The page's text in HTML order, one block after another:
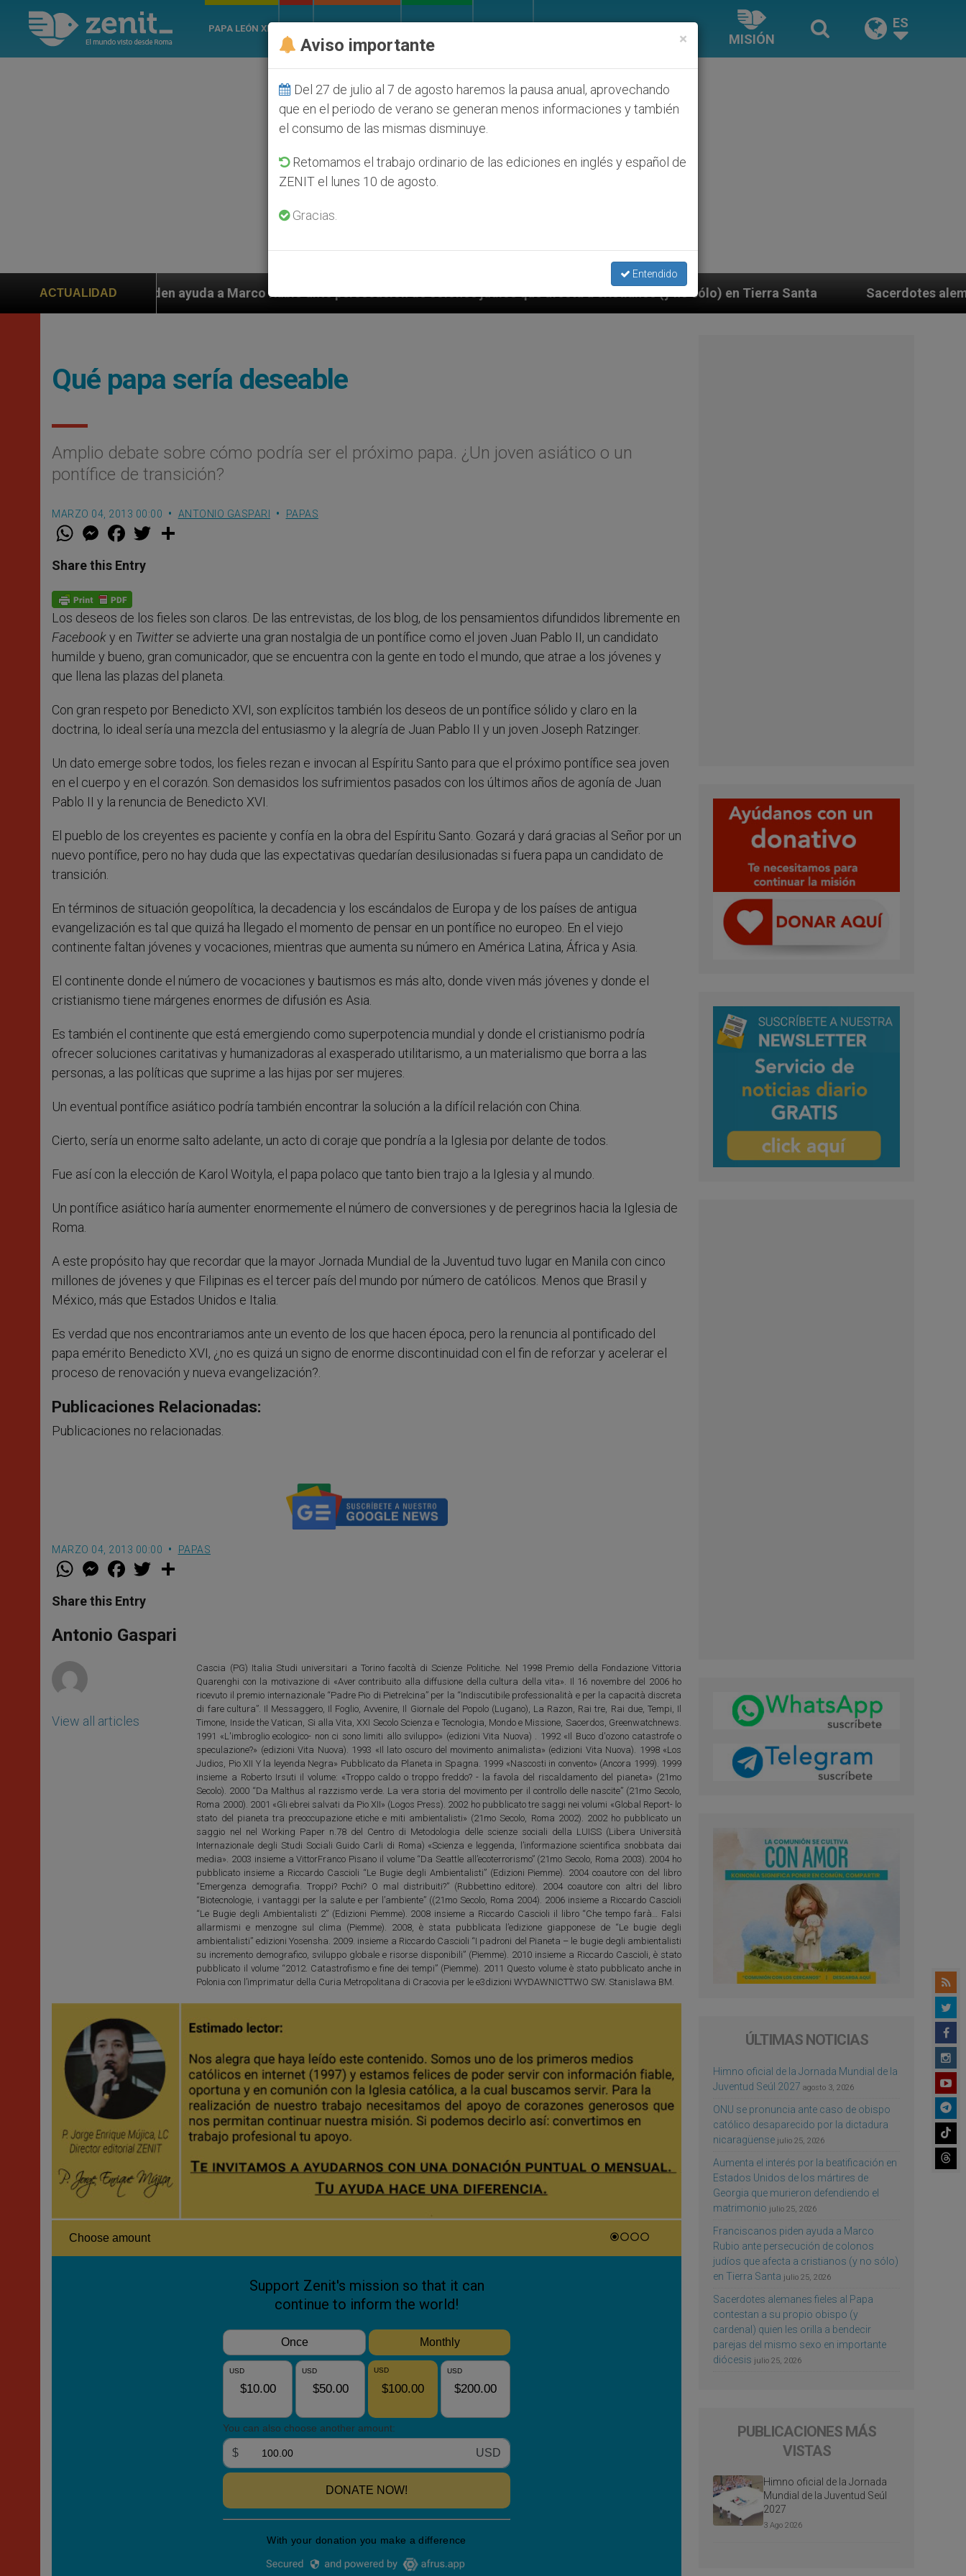
PAPA LEÓN XIV
MISIÓN
ES
ACTUALIDAD
ayuda a Marco Rubio ante persecución de colonos judíos que afecta a cristianos (y no sólo) en Tierra Santa Sacerdotes alemanes fieles al Papa
Qué papa sería deseable
Amplio debate sobre cómo podría ser el próximo papa. ¿Un joven asiático o un
pontífice de transición?
MARZO 04, 2013 00:00 ANTONIO GASPARI PAPAS
W
t
s
p
p
M
e
s
e
g
e
r
F
a
e
b
o
k
w
Share this Entry
Los deseos de los fieles son claros. De las entrevistas, de los blog, de los pensamientos difundidos libremente en
Facebooky en Twitterse advierte una gran nostalgia de un pontífice como el joven Juan Pablo II, un candidato
humilde y bueno, gran comunicador, que se encuentra con la gente en todo el mundo, que atrae a los jóvenes y
que llena las plazas del planeta.
Con gran respeto por Benedicto XVI, son explícitos también los deseos de un pontífice sólido y claro en la
doctrina, lo ideal sería una mezcla del entusiasmo y la alegría de Juan Pablo II y un joven Joseph Ratzinger.
Un dato emerge sobre todos, los fieles rezan e invocan al Espíritu Santo para que el próximo pontífice sea joven
en el cuerpo y en el corazón. Son demasidos los sufrimientos pasados con los últimos años de agonía de Juan
Pablo II y la renuncia de Benedicto XVI.
El pueblo de los creyentes es paciente y confía en la obra del Espíritu Santo. Gozará y dará gracias al Señor por un
nuevo pontífice, pero no hay duda que las expectativas quedarían desilusionadas si fuera papa un candidato de
transición.
En términos de situación geopolítica, la decadencia y los escándalos de Europa y de los países de antigua
evangelización es tal que quizá ha llegado el momento de pensar en un pontífice no europeo. En el viejo
continente faltan jóvenes y vocaciones, mientras que aumenta su número en América Latina, África y Asia.
El continente donde el número de vocaciones y bautismos es más alto, donde viven más jóvenes y donde el
cristianismo tiene márgenes enormes de difusión es Asia.
Es también el continente que está emergiendo como superpotencia mundial y donde el cristianismo podría
ofrecer soluciones caritativas y humanizadoras al exasperado utilitarismo, a un materialismo que borra a las
personas, a las políticas que suprime a las hijas por ser mujeres.
Un eventual pontífice asiático podría también encontrar la solución a la difícil relación con China.
Cierto, sería un enorme salto adelante, un acto di coraje que pondría a la Iglesia por delante de todos.
Fue así con la elección de Karol Woityla, el papa polaco que tanto bien trajo a la Iglesia y al mundo.
Un pontífice asiático haría aumenter enormemente el número de conversiones y de peregrinos hacia la Iglesia de
Roma.
A este propósito hay que recordar que la mayor Jornada Mundial de la Juventud tuvo lugar en Manila con cinco
millones de jóvenes y que Filipinas es el tercer país del mundo por número de católicos. Menos que Brasil y
México, más que Estados Unidos e Italia.
Es verdad que nos encontrariamos ante un evento de los que hacen época, pero la renuncia al pontificado del
papa emérito Benedicto XVI, ¿no es quizá un signo de enorme discontinuidad con el fin de reforzar y acelerar el
proceso de renovación y nueva evangelización?.
Publicaciones Relacionadas:
Publicaciones no relacionadas.
MARZO 04, 2013 00:00 PAPAS
W
t
s
p
p
M
e
s
e
g
e
F
a
e
b
o
k
w
r
Share this Entry
Antonio Gaspari
View all articles
Cascia (PG) Italia Studi universitari a Torino facoltà di Scienze Politiche. Nel 1998 Premio della Fondazione Vittoria
Quarenghi con la motivazione di «Aver contribuito alla diffusione della cultura della vita». Il 16 novembre del 2006 ho
ricevuto il premio internazionale “Padre Pio di Pietrelcina” per la “Indiscutibile professionalità e per la capacità discreta
di fare cultura”. Il Messaggero, Il Foglio, Avvenire, Il Giornale del Popolo (Lugano), La Razon, Rai tre, Rai due, Tempi, Il
Timone, Inside the Vatican, Si alla Vita, XXI Secolo Scienza e Tecnologia, Mondo e Missione, Sacerdos, Greenwatchnews.
1991 «L'imbroglio ecologico- non ci sono limiti allo sviluppo» (edizioni Vita Nuova) . 1992 «Il Buco d'ozono catastrofe o
speculazione?» (edizioni Vita Nuova). 1993 «Il lato oscuro del movimento animalista» (edizioni Vita Nuova). 1998 «Los
Judios, Pio XII Y la leyenda Negra» Pubblicato da Planeta in Spagna. 1999 «Nascosti in convento» (Ancora 1999). 1999
insieme a Roberto Irsuti il volume: «Troppo caldo o troppo freddo? - la favola del riscaldamento del pianeta» (21mo
Secolo). 2000 “Da Malthus al razzismo verde. La vera storia del movimento per il controllo delle nascite” (21mo Secolo,
Roma 2000). 2001 «Gli ebrei salvati da Pio XII» (Logos Press). 2002 ho pubblicato tre saggi nei volumi «Global Report- lo
stato del pianeta tra preoccupazione etiche e miti ambientalisti» (21mo Secolo, Roma 2002). 2002 ho pubblicato un
saggio nel nel Working Paper n.78 del Centro di Metodologia delle scienze sociali della LUISS (Libera Università
Internazionale degli Studi Sociali Guido Carli di Roma) «Scienza e leggenda, l’informazione scientifica snobbata dai
media». 2003 insieme a VittorFranco Pisano il volume “Da Seattle all’ecoterrorismo” (21mo Secolo, Roma 2003). 2004 ho
pubblicato insieme a Riccardo Cascioli “Le Bugie degli Ambientalisti” (Edizioni Piemme). 2004 coautore con del libro
“Emergenza demografia. Troppi? Pochi? O mal distribuiti?” (Rubbettino editore). 2004 coautore con altri del libro
“Biotecnologie, i vantaggi per la salute e per l’ambiente” ((21mo Secolo, Roma 2004). 2006 insieme a Riccardo Cascioli
“Le Bugie degli Ambientalisti 2” (Edizioni Piemme). 2008 insieme a Riccardo Cascioli il libro “Che tempo farà… Falsi
allarmismi e menzogne sul clima (Piemme). 2008, è stata pubblicata l’edizione giapponese de “Le bugie degli
ambientalisti” edizioni Yosensha. 2009. insieme a Riccardo Cascioli “I padroni del Pianeta – le bugie degli ambientalisti
su incremento demografico, sviluppo globale e risorse disponibili” (Piemme). 2010 insieme a Riccardo Cascioli, è stato
pubblicato il volume “2012. Catastrofismo e fine dei tempi” (Piemme). 2011 Questo volume è stato pubblicato anche in
Polonia con l’imprimatur della Curia Metropolitana di Cracovia per le e3dizioni WYDAWNICTTWO SW. Stanislawa BM.
ÚLTIMAS NOTICIAS
Himno oficial de la Jornada Mundial de la
Juventud Seúl 2027 agosto 3, 2026
ONU se pronuncia ante caso de obispo
católico desaparecido por la dictadura
nicaragüense julio 25, 2026
Aumenta el interés por la beatificación en
Estados Unidos de los mártires de
Georgia que murieron defendiendo el
matrimonio julio 25, 2026
Franciscanos piden ayuda a Marco
Rubio ante persecución de colonos
judíos que afecta a cristianos (y no sólo)
en Tierra Santa julio 25, 2026
Sacerdotes alemanes fieles al Papa
contestan a su propio obispo (y
cardenal) quien les orilla a bendecir
parejas del mismo sexo en importante
diócesis julio 25, 2026
PUBLICACIONES MÁS
VISTAS
Himno oficial de la Jornada
Mundial de la Juventud Seúl
2027
3 Ago 2026
×
Aviso importante
Del 27 de julio al 7 de agosto haremos la pausa anual, aprovechando
que en el periodo de verano se generan menos informaciones y también
el consumo de las mismas disminuye.
Retomamos el trabajo ordinario de las ediciones en inglés y español de
ZENIT el lunes 10 de agosto.
Gracias.
Entendido